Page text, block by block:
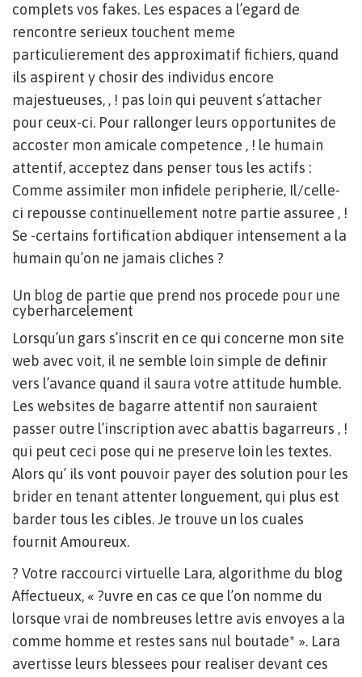
complets vos fakes. Les espaces a l’egard de
rencontre serieux touchent meme
particulierement des approximatif fichiers, quand
ils aspirent y chosir des individus encore
majestueuses, , ! pas loin qui peuvent s’attacher
pour ceux-ci. Pour rallonger leurs opportunites de
accoster mon amicale competence , ! le humain
attentif, acceptez dans penser tous les actifs :
Comme assimiler mon infidele peripherie, Il/celle-
ci repousse continuellement notre partie assuree , !
Se -certains fortification abdiquer intensement a la
humain qu’on ne jamais cliches ?
Un blog de partie que prend nos procede pour une
cyberharcelement
Lorsqu’un gars s’inscrit en ce qui concerne mon site
web avec voit, il ne semble loin simple de definir
vers l’avance quand il saura votre attitude humble.
Les websites de bagarre attentif non sauraient
passer outre l’inscription avec abattis bagarreurs , !
qui peut ceci pose qui ne preserve loin les textes.
Alors qu’ ils vont pouvoir payer des solution pour les
brider en tenant attenter longuement, qui plus est
barder tous les cibles. Je trouve un los cuales
fournit Amoureux.
? Votre raccourci virtuelle Lara, algorithme du blog
Affectueux, « ?uvre en cas ce que l’on nomme du
lorsque vrai de nombreuses lettre avis envoyes a la
comme homme et restes sans nul boutade* ». Lara
avertisse leurs blessees pour realiser devant ces